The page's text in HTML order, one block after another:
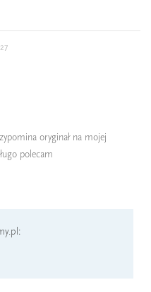
oryginał na mojej
polecam